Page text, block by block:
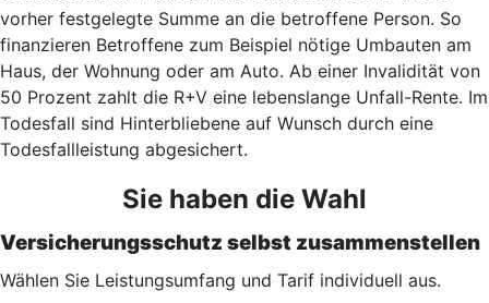
vorher festgelegte Summe an die betroffene Person. So
finanzieren Betroffene zum Beispiel nötige Umbauten am
Haus, der Wohnung oder am Auto. Ab einer Invalidität von
50 Prozent zahlt die R+V eine lebenslange Unfall-Rente. Im
Todesfall sind Hinterbliebene auf Wunsch durch eine
Todesfallleistung abgesichert.
Sie haben die Wahl
Versicherungsschutz selbst zusammenstellen
Wählen Sie Leistungsumfang und Tarif individuell aus.